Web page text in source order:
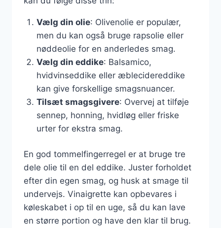
Vælg din olie: Olivenolie er populær,
men du kan også bruge rapsolie eller
nøddeolie for en anderledes smag.
Vælg din eddike: Balsamico,
hvidvinseddike eller æblecidereddike
kan give forskellige smagsnuancer.
Tilsæt smagsgivere: Overvej at tilføje
sennep, honning, hvidløg eller friske
urter for ekstra smag.
En god tommelfingerregel er at bruge tre
dele olie til en del eddike. Juster forholdet
efter din egen smag, og husk at smage til
undervejs. Vinaigrette kan opbevares i
køleskabet i op til en uge, så du kan lave
en større portion og have den klar til brug.